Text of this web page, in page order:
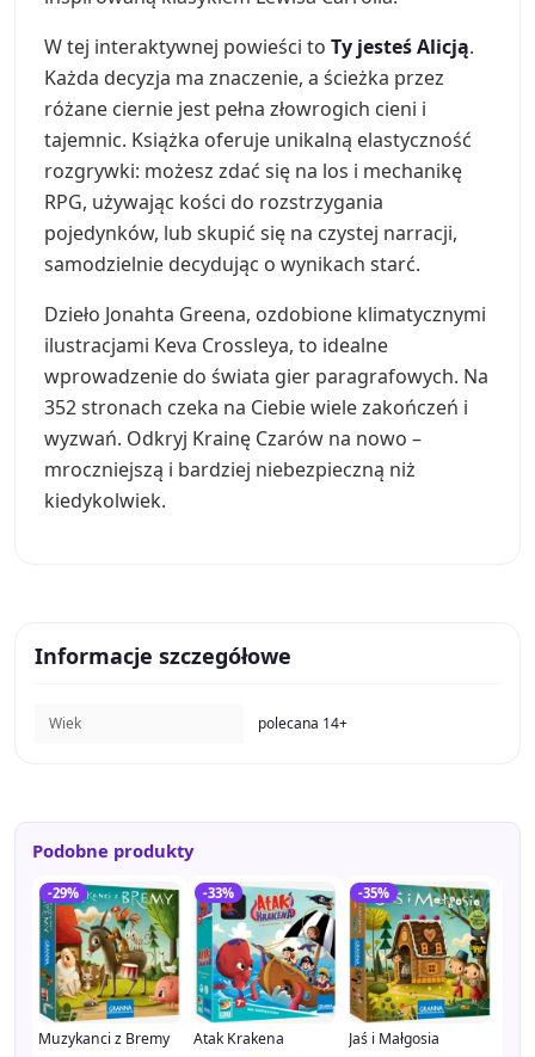
W tej interaktywnej powieści to Ty jesteś Alicją.
Każda decyzja ma znaczenie, a ścieżka przez
różane ciernie jest pełna złowrogich cieni i
tajemnic. Książka oferuje unikalną elastyczność
rozgrywki: możesz zdać się na los i mechanikę
RPG, używając kości do rozstrzygania
pojedynków, lub skupić się na czystej narracji,
samodzielnie decydując o wynikach starć.
Dzieło Jonahta Greena, ozdobione klimatycznymi
ilustracjami Keva Crossleya, to idealne
wprowadzenie do świata gier paragrafowych. Na
352 stronach czeka na Ciebie wiele zakończeń i
wyzwań. Odkryj Krainę Czarów na nowo –
mroczniejszą i bardziej niebezpieczną niż
kiedykolwiek.
Informacje szczegółowe
Wiek polecana 14+
Podobne produkty
-29%
Muzykanci z Bremy
-33%
Atak Krakena
-35%
Jaś i Małgosia